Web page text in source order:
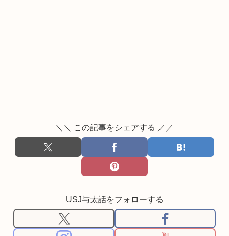
＼＼ この記事をシェアする ／／
USJ与太話をフォローする